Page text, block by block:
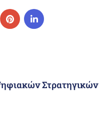
Στρατηγικών